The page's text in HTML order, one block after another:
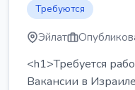
Требуются
Эйлат
<h1>Требуется
Вакансии в